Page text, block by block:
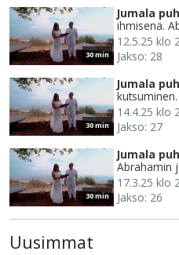
30 min
Jumala
ihmisenä.
12.5.25 klo
Jakso: 28
30 min
Jumala
14.4.25 klo
Jakso: 27
30 min
Jumala
Abrahamin
17.3.25 klo
Jakso: 26
Uusimmat